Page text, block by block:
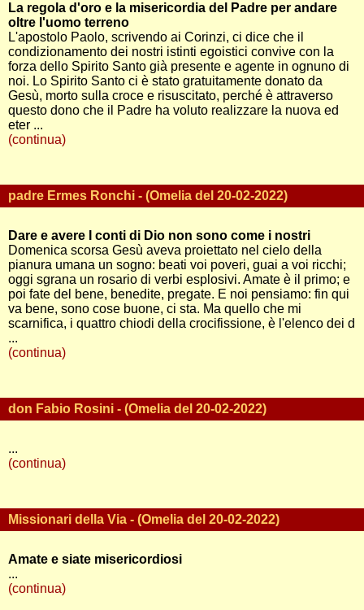
La regola d'oro e la misericordia del Padre per andare
oltre l'uomo terreno
L'apostolo Paolo, scrivendo ai Corinzi, ci dice che il
condizionamento dei nostri istinti egoistici convive con la
forza dello Spirito Santo già presente e agente in ognuno di
noi. Lo Spirito Santo ci è stato gratuitamente donato da
Gesù, morto sulla croce e risuscitato, perché è attraverso
questo dono che il Padre ha voluto realizzare la nuova ed
eter ...
(continua)
padre Ermes Ronchi - (Omelia del 20-02-2022)
Dare e avere I conti di Dio non sono come i nostri
Domenica scorsa Gesù aveva proiettato nel cielo della
pianura umana un sogno: beati voi poveri, guai a voi ricchi;
oggi sgrana un rosario di verbi esplosivi. Amate è il primo; e
poi fate del bene, benedite, pregate. E noi pensiamo: fin qui
va bene, sono cose buone, ci sta. Ma quello che mi
scarnifica, i quattro chiodi della crocifissione, è l'elenco dei d
...
(continua)
don Fabio Rosini - (Omelia del 20-02-2022)
...
(continua)
Missionari della Via - (Omelia del 20-02-2022)
Amate e siate misericordiosi
...
(continua)